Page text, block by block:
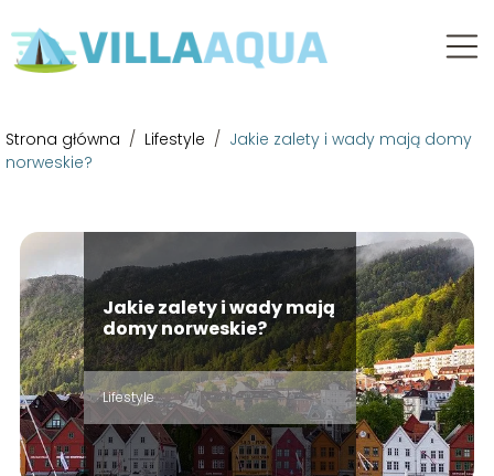
Strona główna / Lifestyle / Jakie zalety i wady mają domy
norweskie?
Jakie zalety i wady mają
domy norweskie?
Lifestyle